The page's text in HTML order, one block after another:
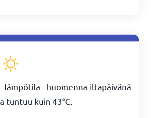
lämpötila huomenna-iltapäivänä
tuntuu kuin 43°C